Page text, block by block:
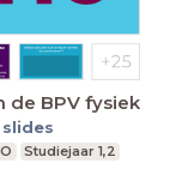
de BPV fysiek
slides
Studiejaar 1,2